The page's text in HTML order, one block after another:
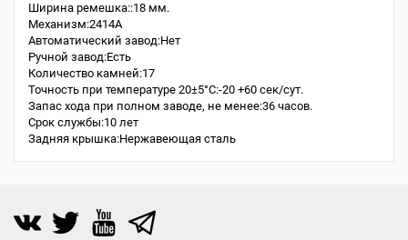
Ширина ремешка::18 мм.
Механизм:2414A
Автоматический завод:Нет
Ручной завод:Есть
Количество камней:17
Точность при температуре 20±5°С:-20 +60 сек/сут.
Запас хода при полном заводе, не менее:36 часов.
Срок службы:10 лет
Задняя крышка:Нержавеющая сталь